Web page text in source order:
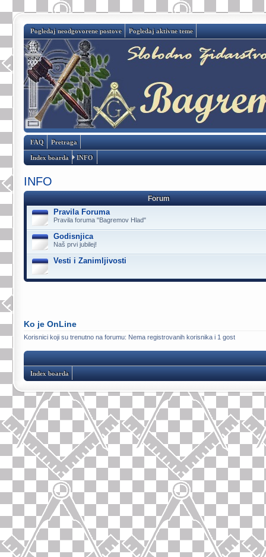
Pogledaj neodgovorene postove Pogledaj aktivne teme
FAQ Pretraga
Index boarda INFO
INFO
Forum
Pravila Foruma
Pravila foruma "Bagremov Hlad"
Godisnjica
Naš prvi jubilej!
Vesti i Zanimljivosti
Ko je OnLine
Korisnici koji su trenutno na forumu: Nema registrovanih korisnika i 1 gost
Index boarda